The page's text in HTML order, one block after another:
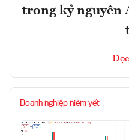
trong kỷ nguyên
Doanh nghiệp niêm yết